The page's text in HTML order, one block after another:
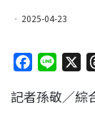
2025-04-23
c
n
記者孫敬／綜